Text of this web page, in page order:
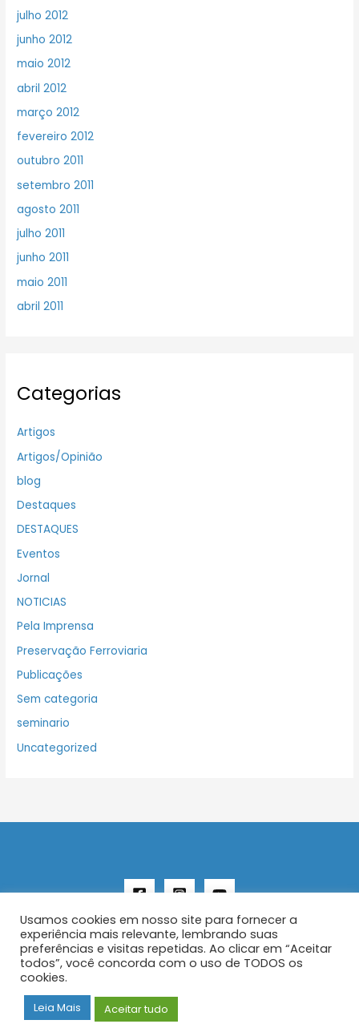
julho 2012
junho 2012
maio 2012
abril 2012
março 2012
fevereiro 2012
outubro 2011
setembro 2011
agosto 2011
julho 2011
junho 2011
maio 2011
abril 2011
Categorias
Artigos
Artigos/Opinião
blog
Destaques
DESTAQUES
Eventos
Jornal
NOTICIAS
Pela Imprensa
Preservação Ferroviaria
Publicações
Sem categoria
seminario
Uncategorized
Copyright © 2026 AENFER
Construído por IurySan
Usamos cookies em nosso site para fornecer a
experiência mais relevante, lembrando suas
preferências e visitas repetidas. Ao clicar em “Aceitar
todos”, você concorda com o uso de TODOS os
cookies.
Leia Mais Aceitar tudo